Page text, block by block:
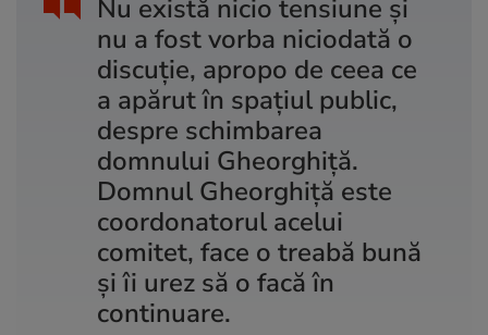
Nu există nicio tensiune și
nu a fost vorba niciodată o
discuție, apropo de ceea ce
a apărut în spațiul public,
despre schimbarea
domnului Gheorghiță.
Domnul Gheorghiță este
coordonatorul acelui
comitet, face o treabă bună
și îi urez să o facă în
continuare.